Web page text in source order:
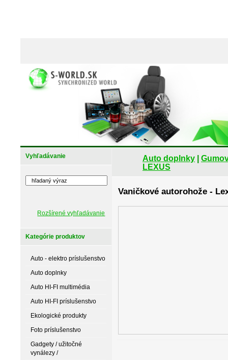
Vyhľadávanie
Rozšírené vyhľadávanie
Kategórie produktov
Auto - elektro príslušenstvo
Auto doplnky
Auto HI-FI multimédia
Auto HI-FI príslušenstvo
Ekologické produkty
Foto príslušenstvo
Gadgety / užitočné
vynálezy /
Auto doplnky
LEXUS
Vaničkové autorohože -